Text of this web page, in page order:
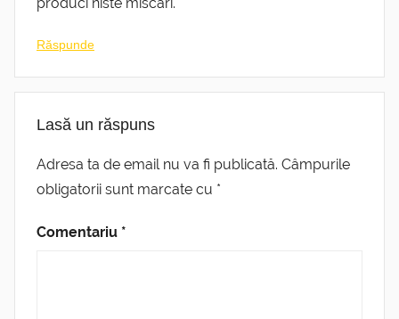
Răspunde
Lasă un răspuns
Adresa ta de email nu va fi publicată. Câmpurile
obligatorii sunt marcate cu *
Comentariu *